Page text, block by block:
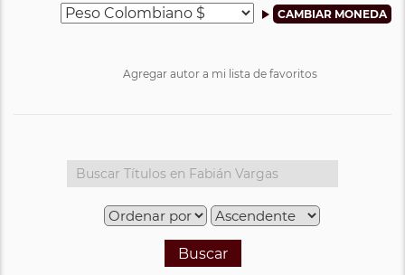
Agregar autor a mi lista de favoritos
Buscar